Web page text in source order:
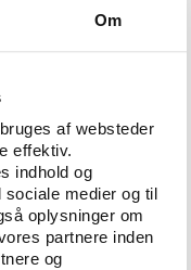
Om
af websteder
effektiv.
indhold og
medier og til
oplysninger om
partnere inden
og
og Læring
Syddansk
og blandt
ikke alene at
at udvikle nye
indgår, samt
af bevægelse og